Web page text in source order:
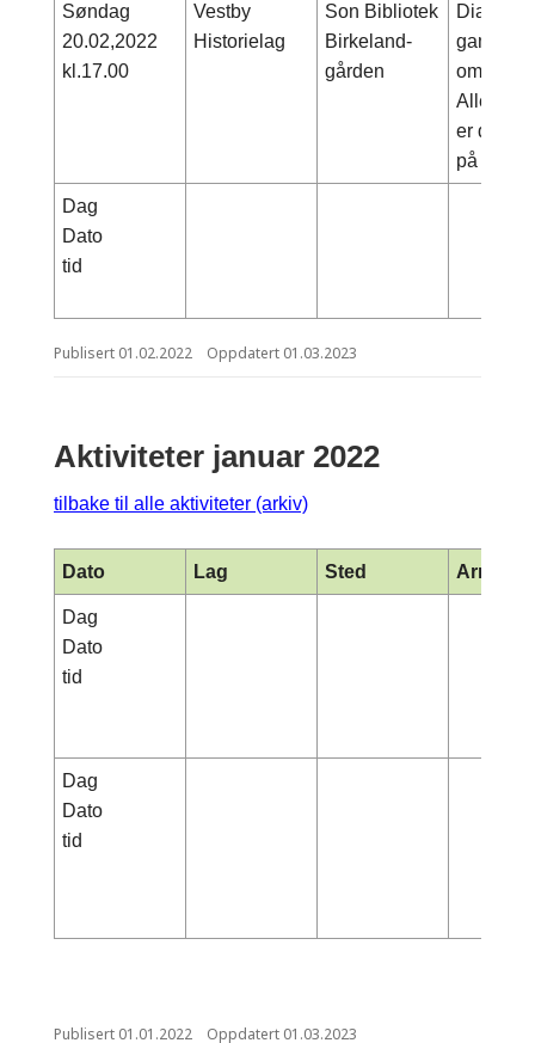
Søndag
20.02,2022
kl.17.00
Vestby
Historielag
Son Bibliotek
Birkeland-
gården
gamle
omegn
Alle
er det
på
Dag
Dato
tid
Publisert 01.02.2022 Oppdatert 01.03.2023
Aktiviteter januar 2022
tilbake til alle aktiviteter (arkiv)
Dato Lag Sted
Dag
Dato
tid
Dag
Dato
tid
Publisert 01.01.2022 Oppdatert 01.03.2023